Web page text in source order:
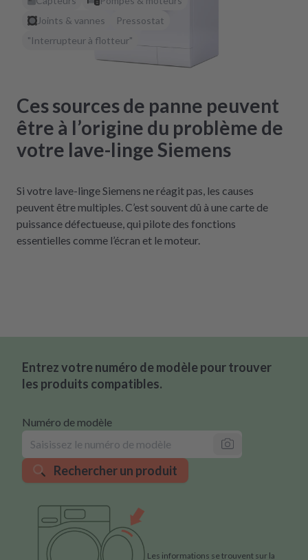
Joints & vannes
Pressostat
"Interrupteur à flotteur"
Ces sources de panne peuvent
être à l’origine du problème de
votre lave-linge Siemens
Si votre lave-linge Siemens ne réagit pas, les causes
peuvent être multiples. C’est souvent dû à une carte de
puissance défectueuse, qui pilote des fonctions
essentielles comme l’écran et le moteur.
Entrez votre numéro de modèle pour trouver
les produits compatibles.
Numéro de modèle
Rechercher un produit
Les informations se trouvent sur la